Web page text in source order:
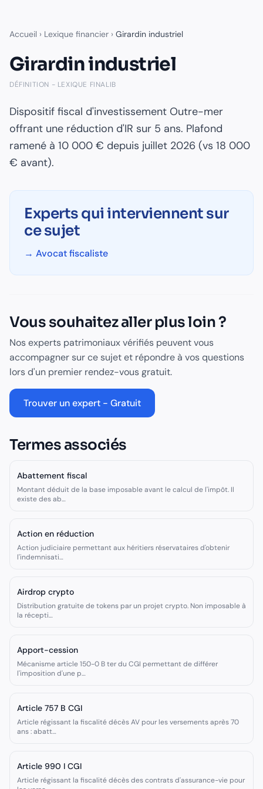
Accueil › Lexique financier › Girardin industriel
Girardin industriel
DÉFINITION - LEXIQUE FINALIB
Dispositif fiscal d'investissement Outre-mer
offrant une réduction d'IR sur 5 ans. Plafond
ramené à 10 000 € depuis juillet 2026 (vs 18 000
€ avant).
Experts qui interviennent sur
ce sujet
→ Avocat fiscaliste
Vous souhaitez aller plus loin ?
Nos experts patrimoniaux vérifiés peuvent vous
accompagner sur ce sujet et répondre à vos questions
lors d'un premier rendez-vous gratuit.
Trouver un expert - Gratuit
Termes associés
Abattement fiscal
Montant déduit de la base imposable avant le calcul de l'impôt. Il
existe des ab…
Action en réduction
Action judiciaire permettant aux héritiers réservataires d'obtenir
l'indemnisati…
Airdrop crypto
Distribution gratuite de tokens par un projet crypto. Non imposable à
la récepti…
Apport-cession
Mécanisme article 150-0 B ter du CGI permettant de différer
l'imposition d'une p…
Article 757 B CGI
Article régissant la fiscalité décès AV pour les versements après 70
ans : abatt…
Article 990 I CGI
Article régissant la fiscalité décès des contrats d'assurance-vie pour